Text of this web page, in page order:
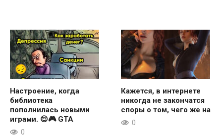
Настроение, когда
библиотека
пополнилась новыми
играми. 😌🎮 GTA
0
Кажется, в интернете
никогда не закончатся
споры о том, чего же на
0